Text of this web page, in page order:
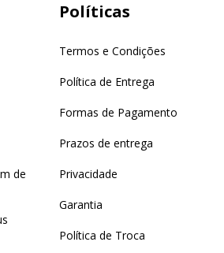
de
Políticas
Termos e Condições
Política de Entrega
Formas de Pagamento
Prazos de entrega
Privacidade
Garantia
Política de Troca